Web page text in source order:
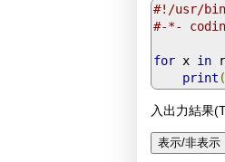
#!/usr/
#-*-
for x in
print (
入出力結果